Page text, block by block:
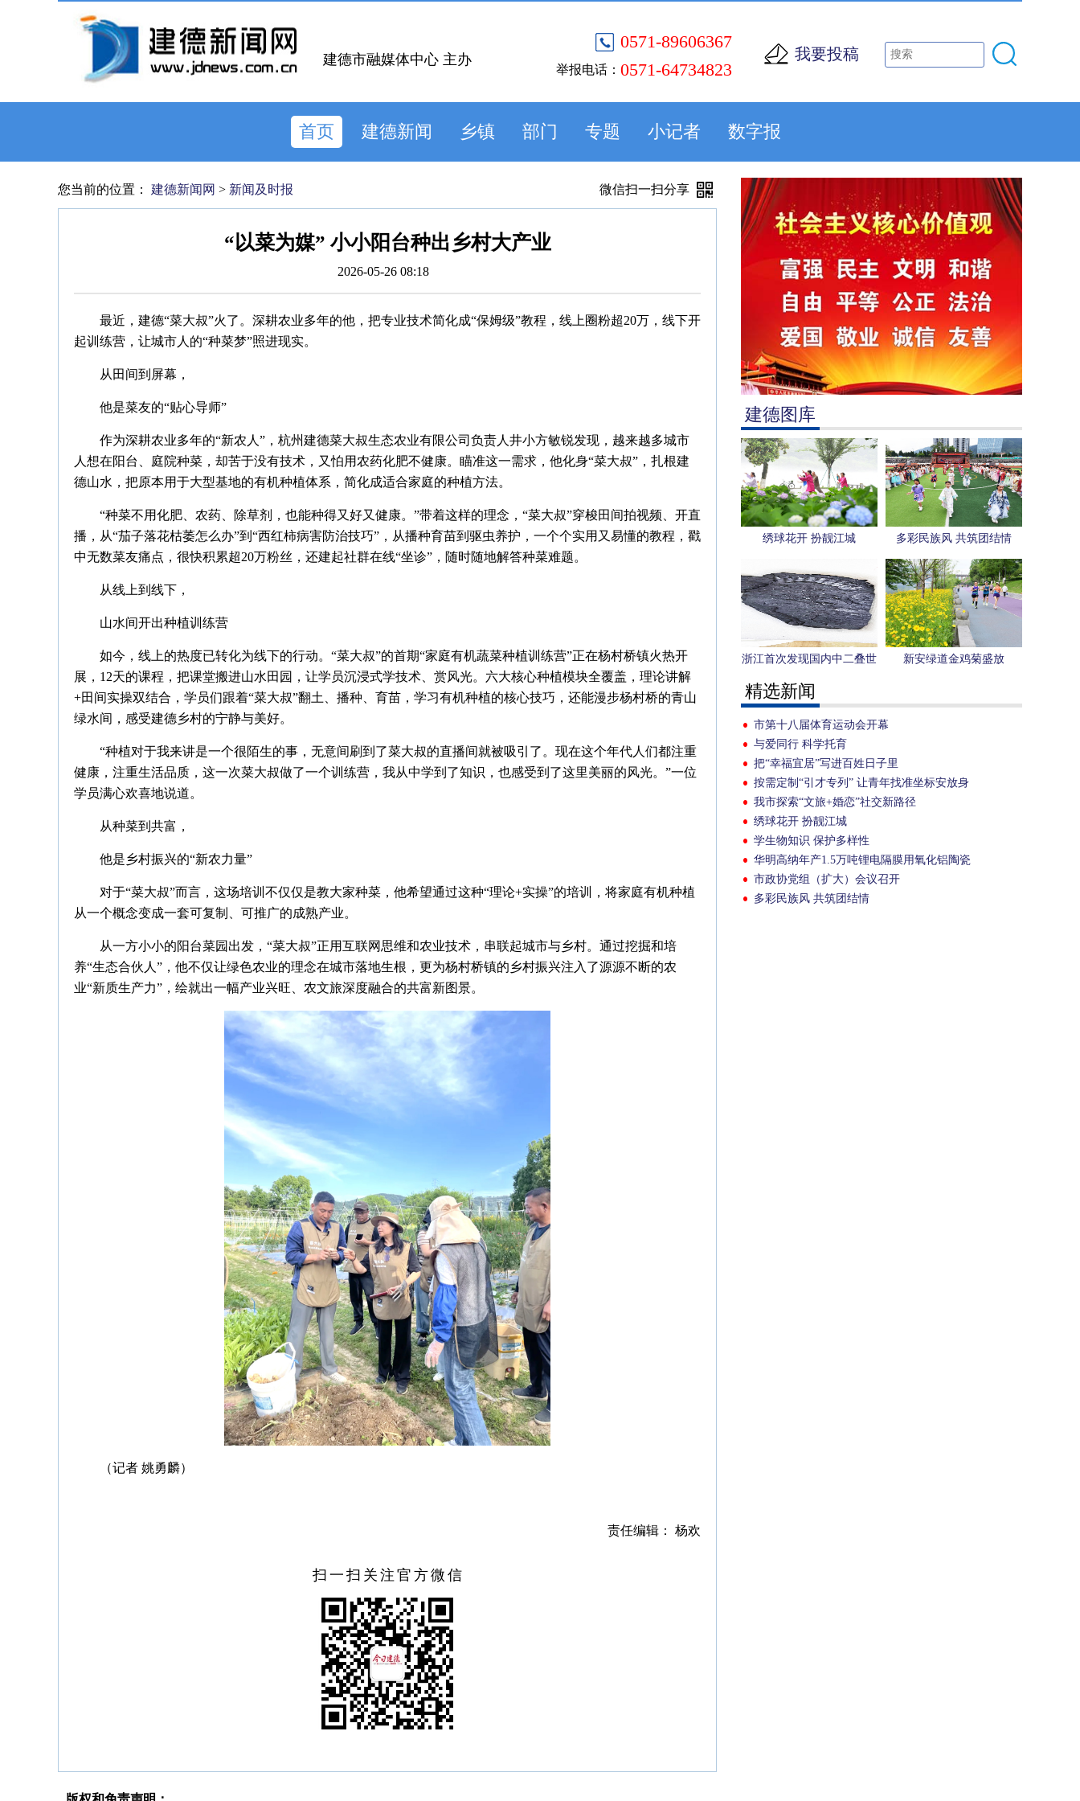
0571-89606367
举报电话： 0571-64734823
我要投稿
建德市融媒体中心 主办
首页 建德新闻 乡镇 部门 专题 小记者 数字报
建德图库
绣球花开 扮靓江城 多彩民族风 共筑团结情
浙江首次发现国内中二叠世
旋齿鲨化石
新安绿道金鸡菊盛放
精选新闻
市第十八届体育运动会开幕
与爱同行 科学托育
把“幸福宜居”写进百姓日子里
按需定制“引才专列” 让青年找准坐标安放身
心
我市探索“文旅+婚恋”社交新路径
绣球花开 扮靓江城
学生物知识 保护多样性
华明高纳年产1.5万吨锂电隔膜用氧化铝陶瓷
粉项目结顶
市政协党组（扩大）会议召开
多彩民族风 共筑团结情
您当前的位置： 建德新闻网 > 新闻及时报 微信扫一扫分享
“以菜为媒” 小小阳台种出乡村大产业
2026-05-26 08:18
最近，建德“菜大叔”火了。深耕农业多年的他，把专业技术简化成“保姆级”教程，线上圈粉超20万，线下开
起训练营，让城市人的“种菜梦”照进现实。
从田间到屏幕，
他是菜友的“贴心导师”
作为深耕农业多年的“新农人”，杭州建德菜大叔生态农业有限公司负责人井小方敏锐发现，越来越多城市
人想在阳台、庭院种菜，却苦于没有技术，又怕用农药化肥不健康。瞄准这一需求，他化身“菜大叔”，扎根建
德山水，把原本用于大型基地的有机种植体系，简化成适合家庭的种植方法。
“种菜不用化肥、农药、除草剂，也能种得又好又健康。”带着这样的理念，“菜大叔”穿梭田间拍视频、开直
播，从“茄子落花枯萎怎么办”到“西红柿病害防治技巧”，从播种育苗到驱虫养护，一个个实用又易懂的教程，戳
中无数菜友痛点，很快积累超20万粉丝，还建起社群在线“坐诊”，随时随地解答种菜难题。
从线上到线下，
山水间开出种植训练营
如今，线上的热度已转化为线下的行动。“菜大叔”的首期“家庭有机蔬菜种植训练营”正在杨村桥镇火热开
展，12天的课程，把课堂搬进山水田园，让学员沉浸式学技术、赏风光。六大核心种植模块全覆盖，理论讲解
+田间实操双结合，学员们跟着“菜大叔”翻土、播种、育苗，学习有机种植的核心技巧，还能漫步杨村桥的青山
绿水间，感受建德乡村的宁静与美好。
“种植对于我来讲是一个很陌生的事，无意间刷到了菜大叔的直播间就被吸引了。现在这个年代人们都注重
健康，注重生活品质，这一次菜大叔做了一个训练营，我从中学到了知识，也感受到了这里美丽的风光。”一位
学员满心欢喜地说道。
从种菜到共富，
他是乡村振兴的“新农力量”
对于“菜大叔”而言，这场培训不仅仅是教大家种菜，他希望通过这种“理论+实操”的培训，将家庭有机种植
从一个概念变成一套可复制、可推广的成熟产业。
从一方小小的阳台菜园出发，“菜大叔”正用互联网思维和农业技术，串联起城市与乡村。通过挖掘和培
养“生态合伙人”，他不仅让绿色农业的理念在城市落地生根，更为杨村桥镇的乡村振兴注入了源源不断的农
业“新质生产力”，绘就出一幅产业兴旺、农文旅深度融合的共富新图景。
（记者 姚勇麟）
责任编辑： 杨欢
扫一扫关注官方微信